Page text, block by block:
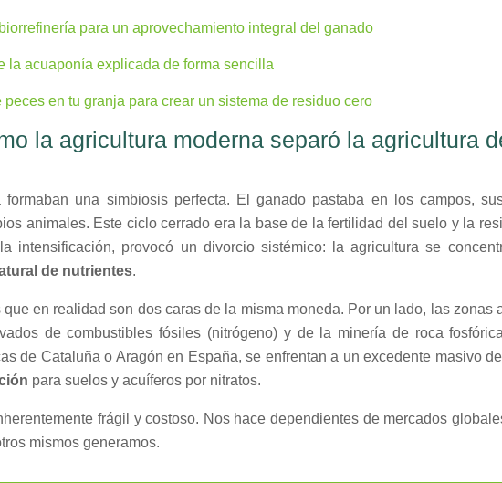
para un aprovechamiento integral del ganado
la acuaponía explicada de forma sencilla
en tu granja para crear un sistema de residuo cero
la agricultura moderna separó la agricultura
una simbiosis perfecta. El ganado pastaba en los campos,
animales. Este ciclo cerrado era la base de la fertilidad del suelo y la
intensificación, provocó un divorcio sistémico: la agricultura se
de nutrientes.
en realidad son dos caras de la misma moneda. Por un lado, las
de combustibles fósiles (nitrógeno) y de la minería de roca
de Cataluña o Aragón en España, se enfrentan a un excedente masivo
para suelos y acuíferos por nitratos.
frágil y costoso. Nos hace dependientes de mercados
mismos generamos.